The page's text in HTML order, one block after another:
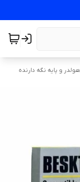
هولدر و پایه نگه دارنده